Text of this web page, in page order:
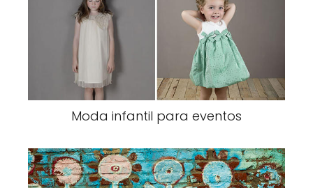
Moda infantil para eventos